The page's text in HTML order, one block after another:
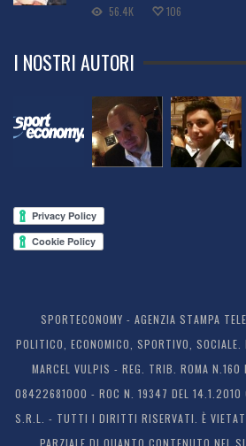
56.4K 106
I NOSTRI AUTORI
SPORTECONOMY - AGENZIA STAMPA
POLITICO, ECONOMICO, SPORTIVO, SOCIALE.
MARCEL VULPIS - REG. TRIB. ROMA
08422681000 - ROC N. 19347 DEL 14.1.2010
S.R.L. - TUTTI I DIRITTI RISERVATI. È